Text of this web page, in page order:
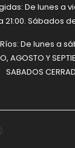
De lunes a
21:00. Sábados
De lunes a
AGOSTO Y
SABADOS